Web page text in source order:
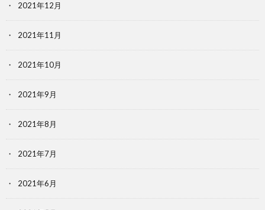
2021年12月
2021年11月
2021年10月
2021年9月
2021年8月
2021年7月
2021年6月